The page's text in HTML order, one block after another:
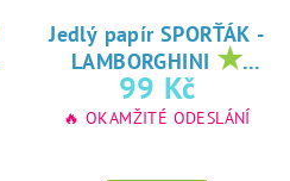
Jedlý papír SPORŤÁK -
LAMBORGHINI ★
oblíbený tisk na
jedlý papír
99 Kč
🔥 OKAMŽITÉ ODESLÁNÍ